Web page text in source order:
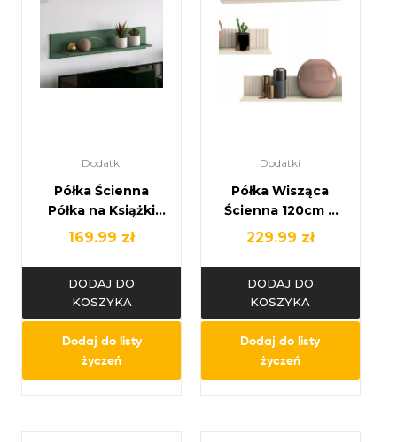
Dodatki
Półka Ścienna
Półka na Książki
Półka Wisząca –
169.99 zł
DODAJ DO
KOSZYKA
Dodaj do listy
życzeń
Dodatki
Półka Wisząca
Ścienna 120cm z
Lamelami SOPHIE
Kaszmirowa
229.99 zł
DODAJ DO
KOSZYKA
Dodaj do listy
życzeń